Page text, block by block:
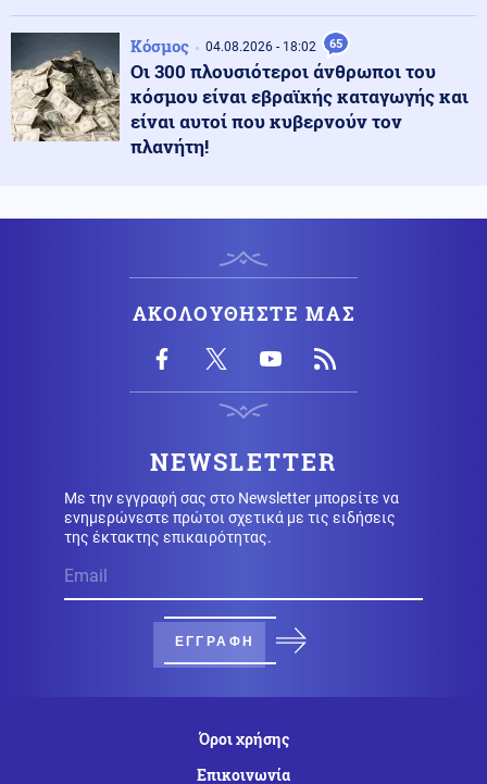
Κόσμος 06.08.2026 - 10:45
Γαλλία: Μπλόκο στις ανεπιθύμητες διαφημιστικές
κλήσεις – Νέα αυστηρά μέτρα
Κοινωνία 06.08.2026 - 10:37
Καρύδι Σητείας
Φωτιά σε χωματερή στην Κεφαλονιά - Ισχυρές
Τεχνολογία 06.08.2026 - 10:06
Ντέμης Χασάμπης: Η πορεία του Ελληνοκύπριου που
βρέθηκε στην κορυφή της Τεχνητής Νοημοσύνης
06.08.2026 - 09:56
ΕΟΔΥ: Στα 65 τα κρούσματα του ιού του Δυτικού Νείλου
στην Ελλάδα
06.08.2026 - 09:51
Ο ΠΑΟΚ ρίχνεται στη μάχη με την Άντερλεχτ – Το
σχέδιο Λίσι και το επόμενο βήμα για τη League Phase
Κόσμος 04.08.2026 - 18:02 65
Οι 300 πλουσιότεροι άνθρωποι του
κόσμου είναι εβραϊκής καταγωγής και
είναι αυτοί που κυβερνούν τον
πλανήτη!
ΑΚΟΛΟΥΘΗΣΤΕ ΜΑΣ
NEWSLETTER
Με την εγγραφή σας στο Newsletter μπορείτε να
ενημερώνεστε πρώτοι σχετικά με τις ειδήσεις
της έκτακτης επικαιρότητας.
ΕΓΓΡΑΦΗ
Όροι χρήσης
Επικοινωνία